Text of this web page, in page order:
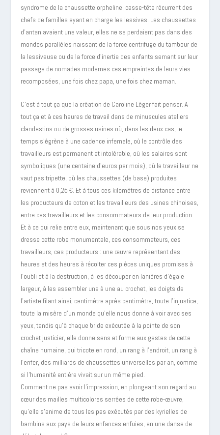
syndrome de la chaussette orpheline, casse-tête récurrent des
chefs de familles ayant en charge les lessives. Les chaussettes
d’antan avaient une valeur, elles ne se perdaient pas dans des
mondes parallèles naissant de la force centrifuge du tambour de
la lessiveuse ou de la force d’inertie des enfants semant sur leur
passage de nomades modernes ces empreintes de leurs vies
recomposées, une fois chez papa, une fois chez maman.
C’est à tout ça que la création de Caroline Léger fait penser. A
tout ça et à ces heures de travail dans de minuscules ateliers
clandestins ou de grosses usines où, dans les deux cas, le
temps s’égrène à une cadence infernale, où le contrôle des
travailleurs est permanent et intolérable, où les salaires sont
symboliques (une centaine d’euros par mois), où le travailleur ne
vaut pas tripette, où les chaussettes (de base) produites
reviennent à 0,25 €. Et à tous ces kilomètres de distance entre
les producteurs de coton et les travailleurs des usines chinoises,
entre ces travailleurs et les consommateurs de leur production.
Et à ce qui relie entre eux, maintenant que sous nos yeux se
dresse cette robe monumentale, ces consommateurs, ces
travailleurs, ces producteurs : une œuvre représentant des
heures et des heures à récolter ces pièces uniques promises à
l’oubli et à la destruction, à les découper en lanières d’égale
largeur, à les assembler une à une au crochet, les doigts de
l’artiste filant ainsi, centimètre après centimètre, toute l’injustice,
toute la misère d’un monde qu’elle nous donne à voir avec ses
yeux, tandis qu’à chaque bride exécutée à la pointe de son
crochet justicier, elle donne sens et forme aux gestes de cette
chaîne humaine, qui tricote en rond, un rang à l’endroit, un rang à
l’enfer, des milliards de chaussettes universelles par an, comme
si l’humanité entière vivait sur un même pied.
Comment ne pas avoir l’impression, en plongeant son regard au
cœur des mailles multicolores serrées de cette robe-œuvre,
qu’elle s’anime de tous les pas exécutés par des kyrielles de
bambins aux pays de leurs enfances enfuies, en une danse de